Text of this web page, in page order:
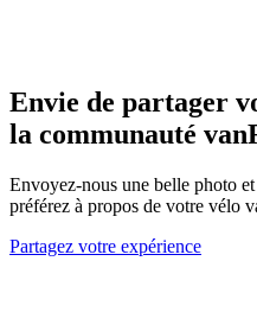
Envie de partager
la communauté
Envoyez-nous une belle photo
préférez à propos de votre vélo
Partagez votre expérience